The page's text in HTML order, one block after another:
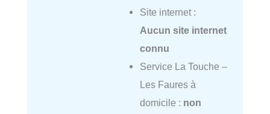
Site internet :
Aucun site internet
connu
Service La Touche –
Les Faures à
domicile : non